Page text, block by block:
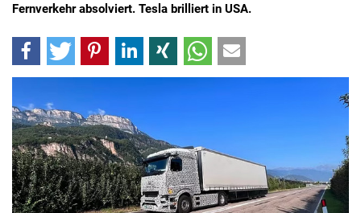
Fernverkehr absolviert. Tesla brilliert in USA.